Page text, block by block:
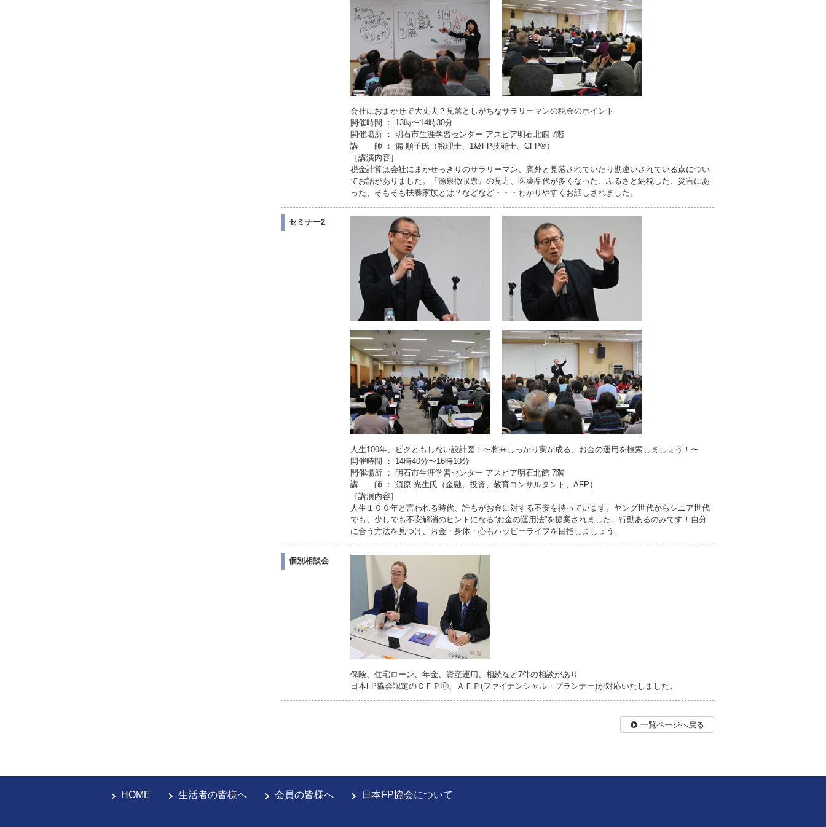
会社におまかせで大丈夫？見落としがちなサラリーマンの税金のポイント
開催時間 ： 13時〜14時30分
開催場所 ： 明石市生涯学習センター アスピア明石北館 7階
講 師 ： 備 順子氏（税理士、1級FP技能士、CFP®）
［講演内容］
税金計算は会社にまかせっきりのサラリーマン、意外と見落されていたり勘違いされている点につい
てお話がありました。『源泉徴収票』の見方、医薬品代が多くなった、ふるさと納税した、災害にあ
った、そもそも扶養家族とは？などなど・・・わかりやすくお話しされました。
セミナー2
人生100年、ビクともしない設計図！〜将来しっかり実が成る、お金の運用を検索しましょう！〜
開催時間 ： 14時40分〜16時10分
開催場所 ： 明石市生涯学習センター アスピア明石北館 7階
講 師 ： 須原 光生氏（金融、投資、教育コンサルタント、AFP）
［講演内容］
人生１００年と言われる時代、誰もがお金に対する不安を持っています。ヤング世代からシニア世代
でも、少しでも不安解消のヒントになる“お金の運用法”を提案されました。行動あるのみです！自分
に合う方法を見つけ、お金・身体・心もハッピーライフを目指しましょう。
個別相談会
保険、住宅ローン、年金、資産運用、相続など7件の相談があり
日本FP協会認定のＣＦＰⓇ、ＡＦＰ(ファイナンシャル・プランナー)が対応いたしました。
一覧ページへ戻る
HOME 生活者の皆様へ 会員の皆様へ 日本FP協会について